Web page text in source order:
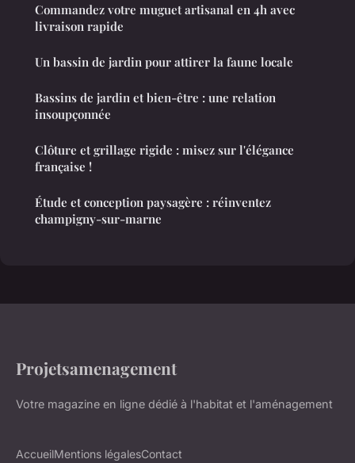
Commandez votre muguet artisanal en 4h avec
livraison rapide
Un bassin de jardin pour attirer la faune locale
Bassins de jardin et bien-être : une relation
insoupçonnée
Clôture et grillage rigide : misez sur l'élégance
française !
Étude et conception paysagère : réinventez
champigny-sur-marne
Projetsamenagement
Votre magazine en ligne dédié à l'habitat et l'aménagement
AccueilMentions légalesContact